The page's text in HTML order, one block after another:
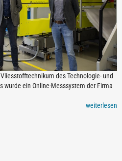
des Technologie- und
wurde ein Online-Messsystem der Firma
weiterlesen